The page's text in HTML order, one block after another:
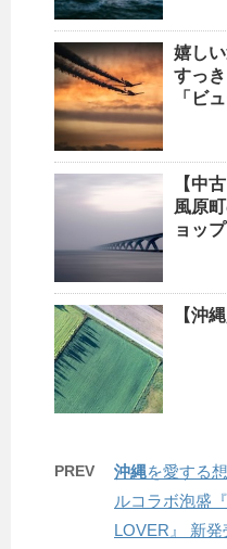
嬉し
すっ
「ビ
【中
風原
ョップ
【沖縄
PREV 沖縄を愛する
ルコラボ泡盛
LOVER』 新発